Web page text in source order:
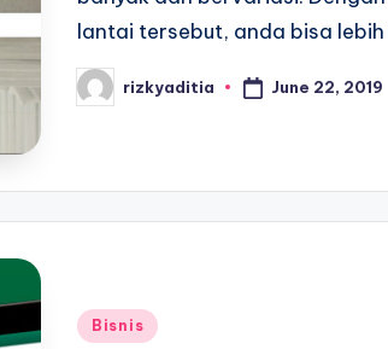
lantai tersebut, anda bisa
Posted
by
rizkyaditia June 22, 2019
Posted
Bisnis